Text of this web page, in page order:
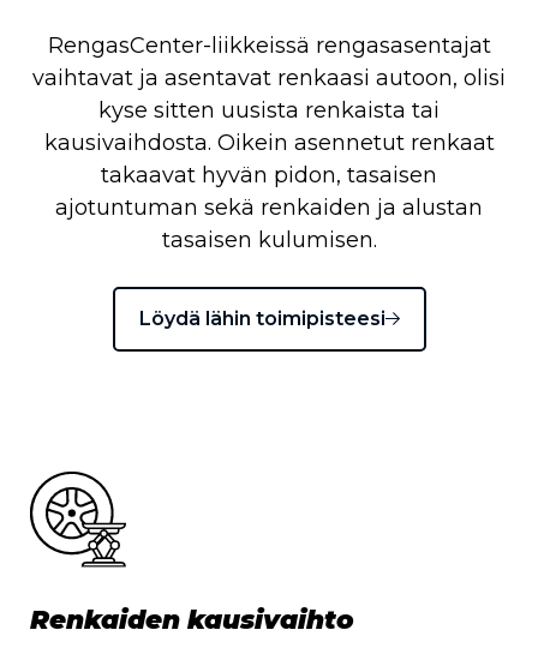
RengasCenter-liikkeissä rengasasentajat
vaihtavat ja asentavat renkaasi autoon, olisi
kyse sitten uusista renkaista tai
kausivaihdosta. Oikein asennetut renkaat
takaavat hyvän pidon, tasaisen
ajotuntuman sekä renkaiden ja alustan
tasaisen kulumisen.
Löydä lähin toimipisteesi
Renkaiden kausivaihto